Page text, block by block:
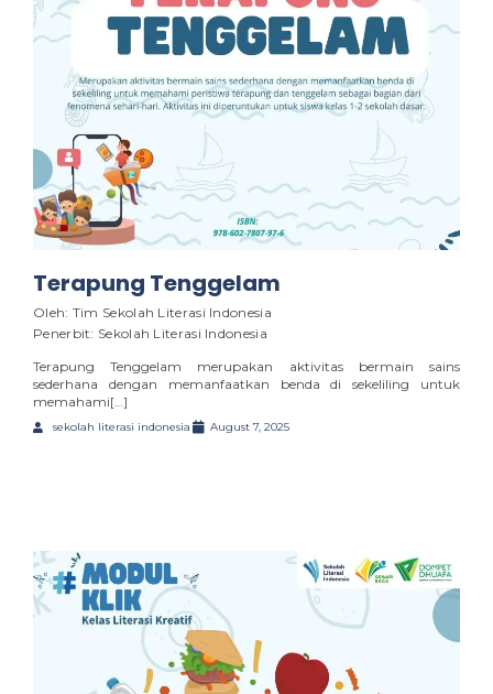
Terapung Tenggelam
Oleh: Tim Sekolah Literasi Indonesia
Penerbit: Sekolah Literasi Indonesia
Terapung Tenggelam merupakan aktivitas bermain sains
sederhana dengan memanfaatkan benda di sekeliling untuk
memahami[…]
sekolah literasi indonesia August 7, 2025